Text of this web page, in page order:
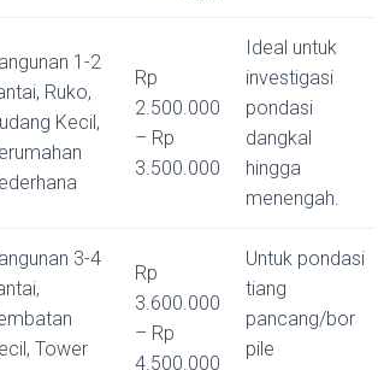
1-2
Ruko,
Kecil,
Rp
2.500.000
– Rp
3.500.000
Ideal untuk
investigasi
pondasi
dangkal
hingga
menengah.
3-4
Tower
Rp
3.600.000
– Rp
4.500.000
Untuk pondasi
tiang
pancang/bor
pile